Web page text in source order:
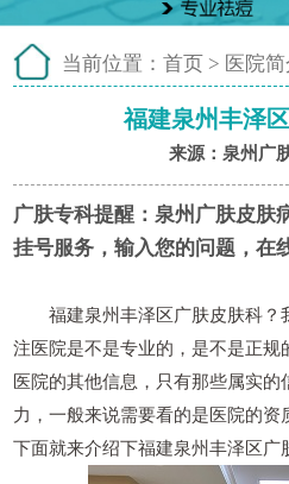
当前位置： 首页 > 医院
福建泉州丰泽
来源：泉州广
广肤专科提醒： 泉州广肤皮肤
挂号服务，输入您的问题，在
福建泉州丰泽区广肤皮肤科？
注医院是不是专业的，是不是正
医院的其他信息，只有那些属实
力，一般来说需要看的是医院的资
下面就来介绍下福建泉州丰泽区广